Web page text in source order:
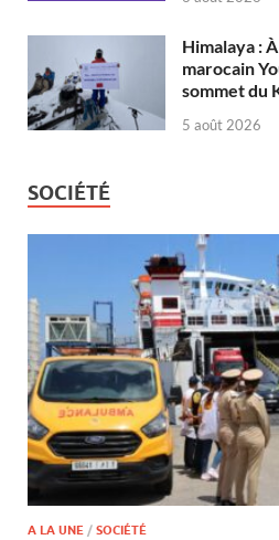
Himalaya :
marocain
sommet du
5 août 2026
SOCIÉTÉ
A LA UNE / SOCIÉTÉ